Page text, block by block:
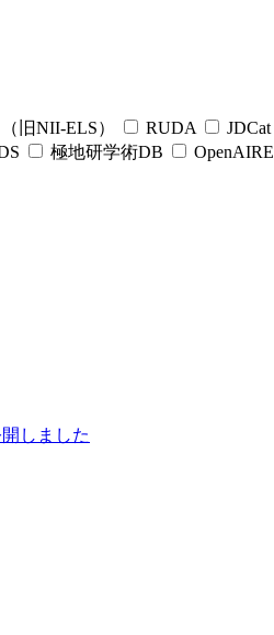
旧NII-ELS） RUDA JDCat
極地研学術DB OpenAIRE
しました